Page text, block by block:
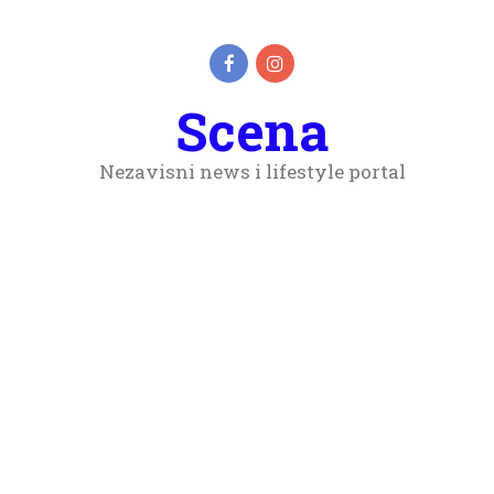
Scena
Nezavisni news i lifestyle portal